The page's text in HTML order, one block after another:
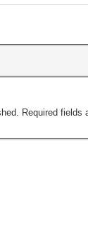
Required fields